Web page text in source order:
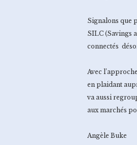
Signalons que
SILC (Savings
connectés
Avec
en plaidant
va aussi
aux marchés
Angèle Buke